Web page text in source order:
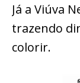
Já a Viúva
trazendo
colorir.